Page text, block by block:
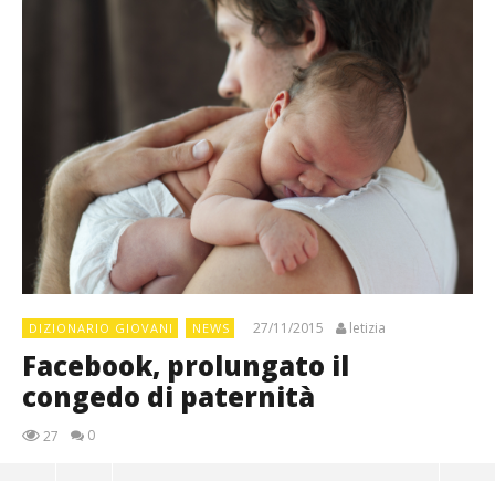
DIZIONARIO GIOVANI NEWS 27/11/2015 letizia
Facebook, prolungato il
congedo di paternità
27 0